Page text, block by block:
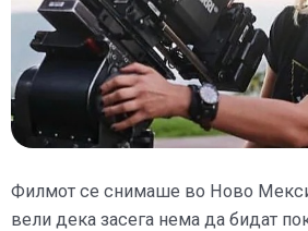
Филмот се снимаше во Ново
вели дека засега нема да бидат